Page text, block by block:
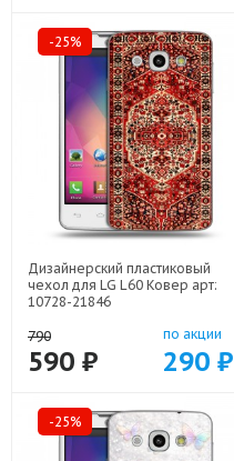
-25%
Дизайнерский пластиковый
чехол для LG L60 Ковер арт:
10728-21846
790
590 ₽
по акции
290 ₽
-25%